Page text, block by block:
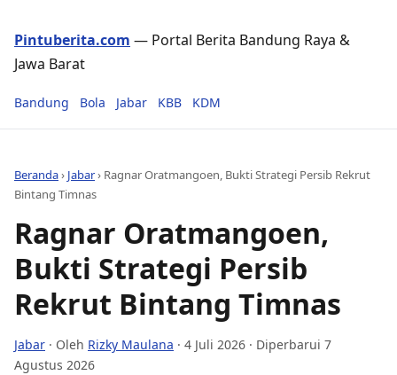
Pintuberita.com — Portal Berita Bandung Raya &
Jawa Barat
Bandung Bola Jabar KBB KDM
Beranda› Jabar› Ragnar Oratmangoen, Bukti Strategi Persib Rekrut
Bintang Timnas
Ragnar Oratmangoen,
Bukti Strategi Persib
Rekrut Bintang Timnas
Jabar · Oleh Rizky Maulana · 4 Juli 2026 · Diperbarui 7
Agustus 2026